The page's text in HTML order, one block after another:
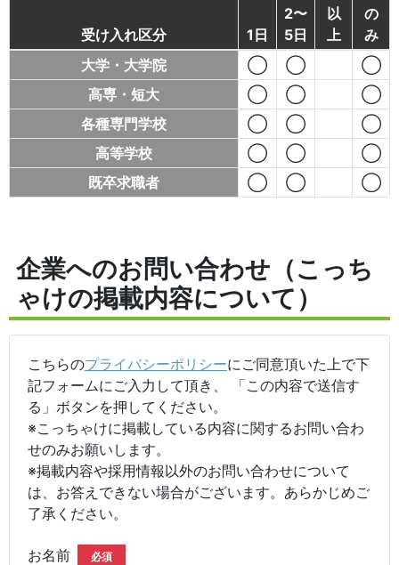
受け入れ区分 1日
2〜
5日
以
上
の
み
大学・大学院
◯ ◯
◯
高専・短大
◯ ◯
◯
各種専門学校
◯ ◯
◯
高等学校
◯ ◯
◯
既卒求職者
◯ ◯ ◯
企業へのお問い合わせ（こっち
ゃけの掲載内容について）
こちらのプライバシーポリシーにご同意頂いた上で下
記フォームにご入力して頂き、 「この内容で送信す
る」ボタンを押してください。
※こっちゃけに掲載している内容に関するお問い合わ
せのみお願いします。
※掲載内容や採用情報以外のお問い合わせについて
は、お答えできない場合がございます。あらかじめご
了承ください。
お名前 必須